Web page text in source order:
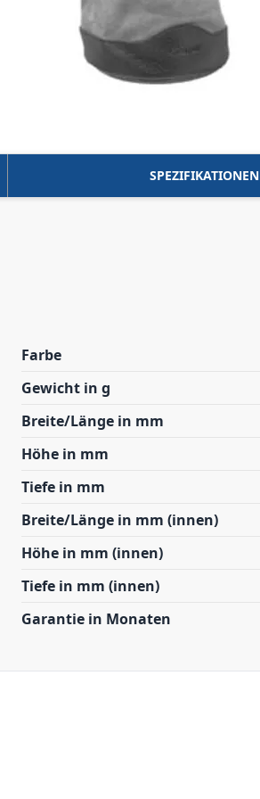
SPEZIFIKATIONEN
Farbe
Gewicht in g
Breite/Länge in mm
Höhe in mm
Tiefe in mm
Breite/Länge in mm (innen)
Höhe in mm (innen)
Tiefe in mm (innen)
Garantie in Monaten